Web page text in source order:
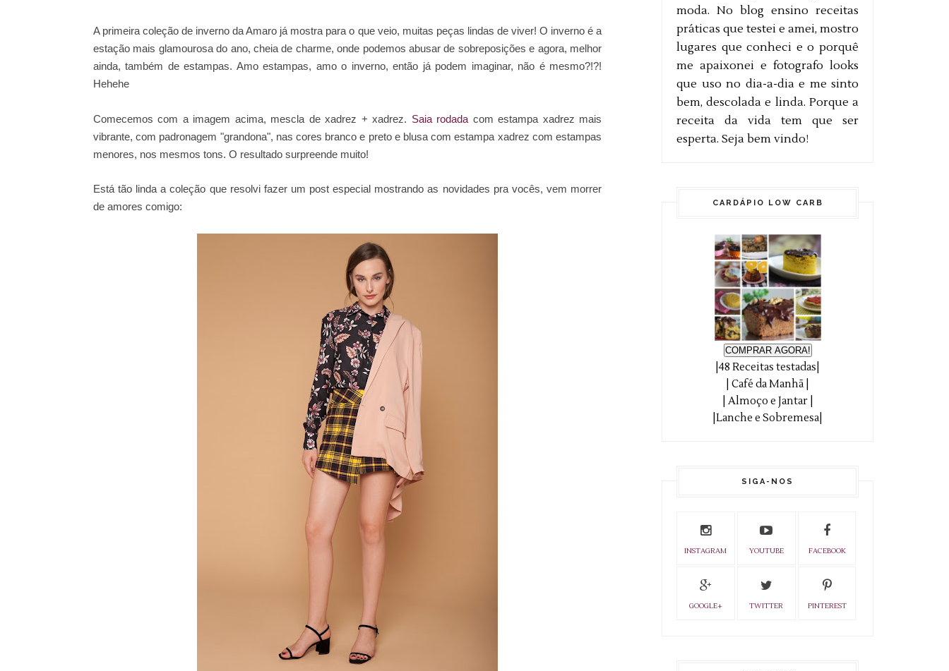
A primeira coleção de inverno da Amaro já mostra para o que veio, muitas peças lindas de viver! O inverno é a
estação mais glamourosa do ano, cheia de charme, onde podemos abusar de sobreposições e agora, melhor
ainda, também de estampas. Amo estampas, amo o inverno, então já podem imaginar, não é mesmo?!?!
Hehehe
Comecemos com a imagem acima, mescla de xadrez + xadrez. Saia rodada com estampa xadrez mais
vibrante, com padronagem "grandona", nas cores branco e preto e blusa com estampa xadrez com estampas
menores, nos mesmos tons. O resultado surpreende muito!
Está tão linda a coleção que resolvi fazer um post especial mostrando as novidades pra vocês, vem morrer
de amores comigo:
moda. No blog ensino receitas
práticas que testei e amei, mostro
lugares que conheci e o porquê
me apaixonei e fotografo looks
que uso no dia-a-dia e me sinto
bem, descolada e linda. Porque a
receita da vida tem que ser
esperta. Seja bem vindo!
CARDÁPIO LOW CARB
COMPRAR AGORA!
|48 Receitas testadas|
| Café da Manhã |
| Almoço e Jantar |
|Lanche e Sobremesa|
SIGA-NOS
INSTAGRAM YOUTUBE FACEBOOK
GOOGLE+ TWITTER PINTEREST